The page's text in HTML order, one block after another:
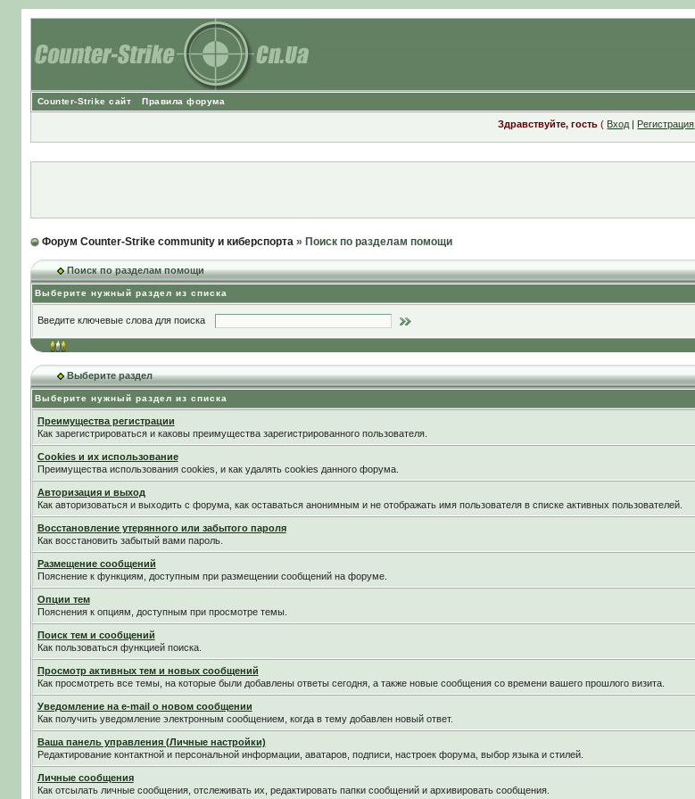
Counter-Strike сайт Правила форума
Здравствуйте, гость ( Вход | Регистрация
Форум Counter-Strike community и киберспорта» Поиск по разделам помощи
Поиск по разделам помощи
Выберите нужный раздел из списка
Введите ключевые слова для поиска
Выберите раздел
Выберите нужный раздел из списка
Преимущества регистрации
Как зарегистрироваться и каковы преимущества зарегистрированного пользователя.
Cookies и их использование
Преимущества использования cookies, и как удалять cookies данного форума.
Авторизация и выход
Как авторизоваться и выходить с форума, как оставаться анонимным и не отображать имя пользователя в списке активных пользователей.
Восстановление утерянного или забытого пароля
Как восстановить забытый вами пароль.
Размещение сообщений
Пояснение к функциям, доступным при размещении сообщений на форуме.
Опции тем
Пояснения к опциям, доступным при просмотре темы.
Поиск тем и сообщений
Как пользоваться функцией поиска.
Просмотр активных тем и новых сообщений
Как просмотреть все темы, на которые были добавлены ответы сегодня, а также новые сообщения со времени вашего прошлого визита.
Уведомление на е-mail о новом сообщении
Как получить уведомление электронным сообщением, когда в тему добавлен новый ответ.
Ваша панель управления (Личные настройки)
Редактирование контактной и персональной информации, аватаров, подписи, настроек форума, выбор языка и стилей.
Личные сообщения
Как отсылать личные сообщения, отслеживать их, редактировать папки сообщений и архивировать сообщения.